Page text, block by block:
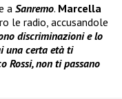
a Sanremo. Marcella
le radio, accusandole
discriminazioni e lo
una certa età ti
Rossi, non ti passano